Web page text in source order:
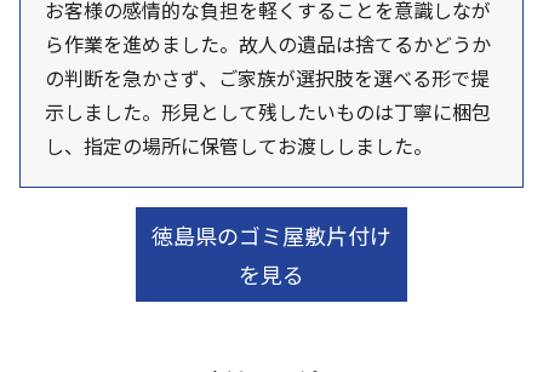
お客様の感情的な負担を軽くすることを意識しなが
ら作業を進めました。故人の遺品は捨てるかどうか
の判断を急かさず、ご家族が選択肢を選べる形で提
示しました。形見として残したいものは丁寧に梱包
し、指定の場所に保管してお渡ししました。
徳島県のゴミ屋敷片付け
を見る